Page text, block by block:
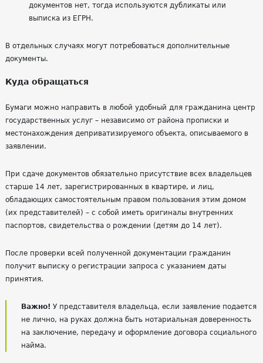
документов нет, тогда используются дубликаты или
выписка из ЕГРН.
В отдельных случаях могут потребоваться дополнительные
документы.
Куда обращаться
Бумаги можно направить в любой удобный для гражданина центр
государственных услуг – независимо от района прописки и
местонахождения деприватизируемого объекта, описываемого в
заявлении.
При сдаче документов обязательно присутствие всех владельцев
старше 14 лет, зарегистрированных в квартире, и лиц,
обладающих самостоятельным правом пользования этим домом
(их представителей) – с собой иметь оригиналы внутренних
паспортов, свидетельства о рождении (детям до 14 лет).
После проверки всей полученной документации гражданин
получит выписку о регистрации запроса с указанием даты
принятия.
Важно! У представителя владельца, если заявление подается
не лично, на руках должна быть нотариальная доверенность
на заключение, передачу и оформление договора социального
найма.